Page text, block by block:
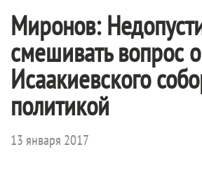
Миронов:
смешивать вопрос
Исаакиевского
политикой
13 января 2017